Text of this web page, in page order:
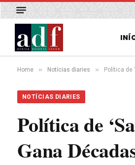
Home » Notícias diaries » Política de
NOTÍCIAS DIARIES
Política de
Gana